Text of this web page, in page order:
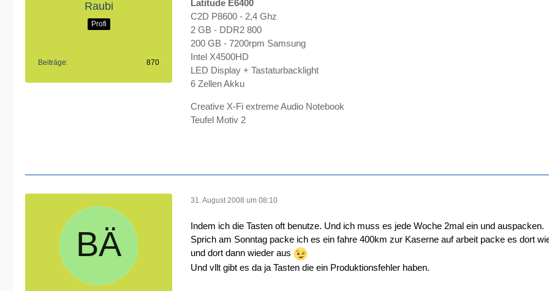
Raubi
Profi
Beiträge 870
Latitude E6400
C2D P8600 - 2,4 Ghz
2 GB - DDR2 800
200 GB - 7200rpm Samsung
Intel X4500HD
LED Display + Tastaturbacklight
6 Zellen Akku
Creative X-Fi extreme Audio Notebook
Teufel Motiv 2
31. August 2008 um 08:10
Indem ich die Tasten oft benutze. Und ich muss es jede Woche 2mal ein und auspacken.
Sprich am Sonntag packe ich es ein fahre 400km zur Kaserne auf arbeit packe es dort
und dort dann wieder aus
Und vllt gibt es da ja Tasten die ein Produktionsfehler haben.